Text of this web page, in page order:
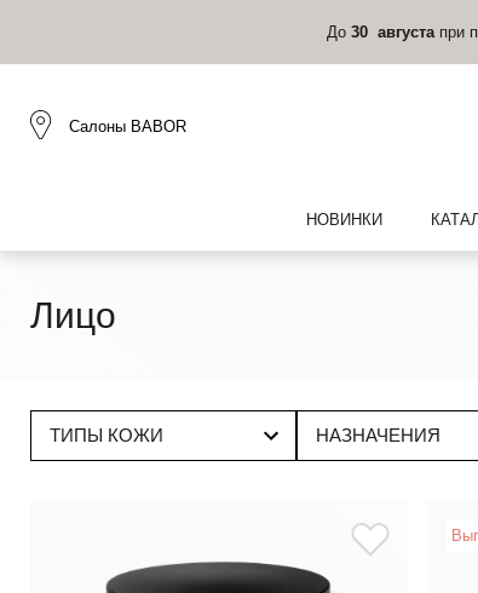
До 30 августа при
Салоны BABOR
НОВИНКИ
Лицо
ТИПЫ КОЖИ НАЗНАЧЕНИЯ